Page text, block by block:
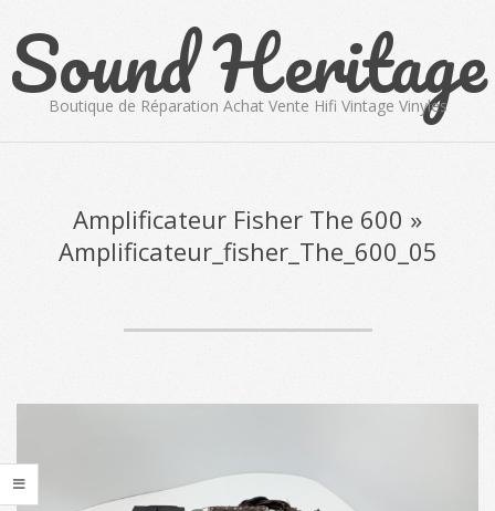
content
Sound Heritage
Boutique de Réparation Achat Vente Hifi Vintage Vinyles
Amplificateur Fisher The 600 »
Amplificateur_fisher_The_600_05